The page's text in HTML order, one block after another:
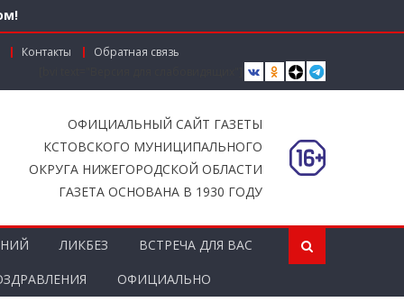
Контакты
Обратная связь
ОФИЦИАЛЬНЫЙ САЙТ ГАЗЕТЫ
КСТОВСКОГО МУНИЦИПАЛЬНОГО
ОКРУГА НИЖЕГОРОДСКОЙ ОБЛАСТИ
ГАЗЕТА ОСНОВАНА В 1930 ГОДУ
ЛИКБЕЗ
ВСТРЕЧА ДЛЯ ВАС
ОФИЦИАЛЬНО